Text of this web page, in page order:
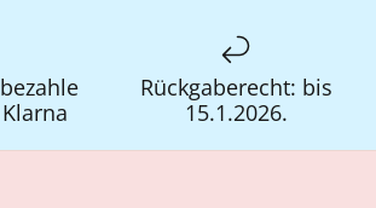
Rückgaberecht: bis
15.1.2026.